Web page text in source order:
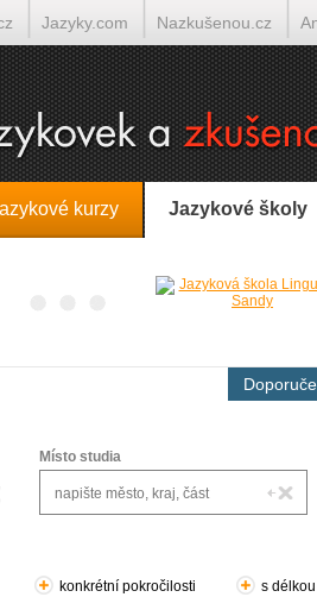
kurzy Jazykové školy
Místo studia
konkrétní pokročilosti s
Jazyky.com Nazkušenou.cz
Tlumočí.cz